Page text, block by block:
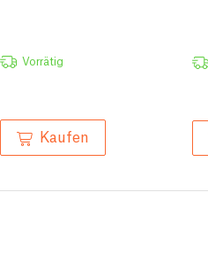
Vorrätig
Kaufen